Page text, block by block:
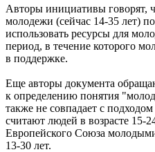
Авторы инициативы говорят,
молодежи (сейчас 14-35 лет)
использовать ресурсы для
период, в течение которого
в поддержке.
Еще авторы документа
к определению понятия
также не совпадает с
считают людей в возрасте 15-
Европейского Союза
13-30 лет.